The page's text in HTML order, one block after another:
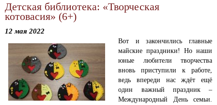
Детская библиотека: «Творческая
котовасия» (6+)
12 мая 2022
Вот и закончились главные
майские праздники! Но наши
юные любители творчества
вновь приступили к работе,
ведь впереди нас ждёт ещё
один важный праздник –
Международный День семьи.